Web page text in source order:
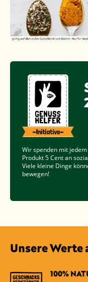
Wir spenden mit
Produkt5 Centan
Viele kleine Dinge
bewegen!
Unsere Werte
100%